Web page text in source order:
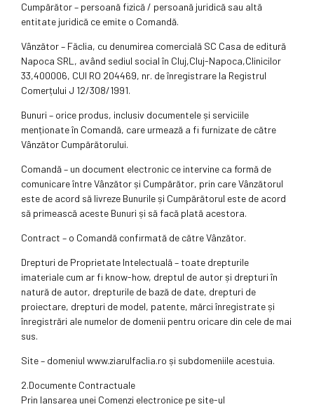
Cumpărător – persoană fizică / persoană juridică sau altă
entitate juridică ce emite o Comandă.
Vânzător – Făclia, cu denumirea comercială SC Casa de editură
Napoca SRL, având sediul social în Cluj,Cluj-Napoca,Clinicilor
33,400006, CUI RO 204469, nr. de înregistrare la Registrul
Comerțului J 12/308/1991.
Bunuri – orice produs, inclusiv documentele și serviciile
menționate în Comandă, care urmează a fi furnizate de către
Vânzător Cumpărătorului.
Comandă – un document electronic ce intervine ca formă de
comunicare între Vânzător și Cumpărător, prin care Vânzătorul
este de acord să livreze Bunurile și Cumpărătorul este de acord
să primească aceste Bunuri și să facă plată acestora.
Contract – o Comandă confirmată de către Vânzător.
Drepturi de Proprietate Intelectuală – toate drepturile
imateriale cum ar fi know-how, dreptul de autor și drepturi în
natură de autor, drepturile de bază de date, drepturi de
proiectare, drepturi de model, patente, mărci înregistrate și
înregistrări ale numelor de domenii pentru oricare din cele de mai
sus.
Site – domeniul www.ziarulfaclia.ro și subdomeniile acestuia.
2.Documente Contractuale
Prin lansarea unei Comenzi electronice pe site-ul